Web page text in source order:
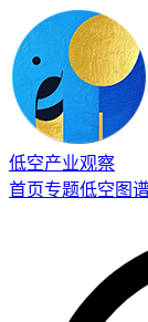
低空产业观察
首页专题低空图